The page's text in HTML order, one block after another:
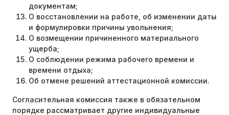
документам;
О восстановлении на работе, об изменении даты
и формулировки причины увольнения;
О возмещении причиненного материального
ущерба;
О соблюдении режима рабочего времени и
времени отдыха;
Об отмене решений аттестационной комиссии.
Согласительная комиссия также в обязательном
порядке рассматривает другие индивидуальные